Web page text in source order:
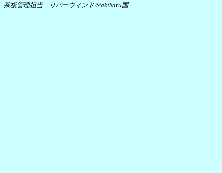
茶板管理担当 リバーウィンド＠akiharu国